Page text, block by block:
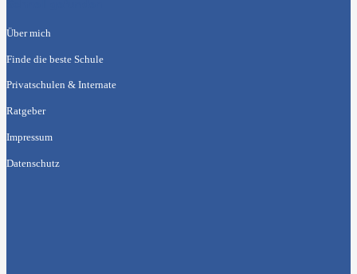
Über mich
Finde die beste Schule
Privatschulen & Internate
Ratgeber
Impressum
Datenschutz